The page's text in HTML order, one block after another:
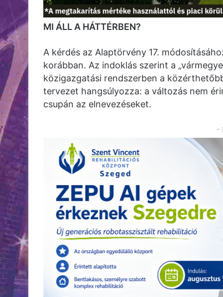
MI ÁLL A HÁTTÉRBEN?
A kérdés az Alaptörvény 17.
korábban. Az indoklás szerint a
közigazgatási rendszerben a
tervezet hangsúlyozza: a változás nem
csupán az elnevezéseket.
-